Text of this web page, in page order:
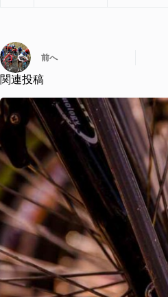
前へ
関連投稿